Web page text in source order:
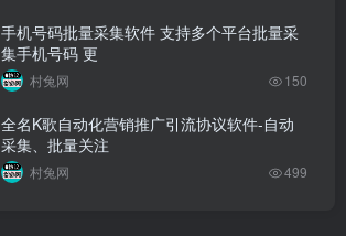
手机号码批量采集软件 支持多个平台批量采
集手机号码 更
村兔网 150
全名K歌自动化营销推广引流协议软件-自动
采集、批量关注
村兔网 499